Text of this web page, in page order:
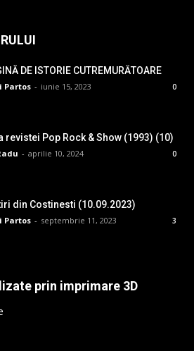
DE ISTORIE CUTREMURĂTOARE
Partos - iunie 15, 2023 0
revistei Pop Rock & Show (1993) (10)
- aprilie 10, 2024 0
din Costinesti (10.09.2023)
Partos - septembrie 11, 2023 3
prin imprimare 3D